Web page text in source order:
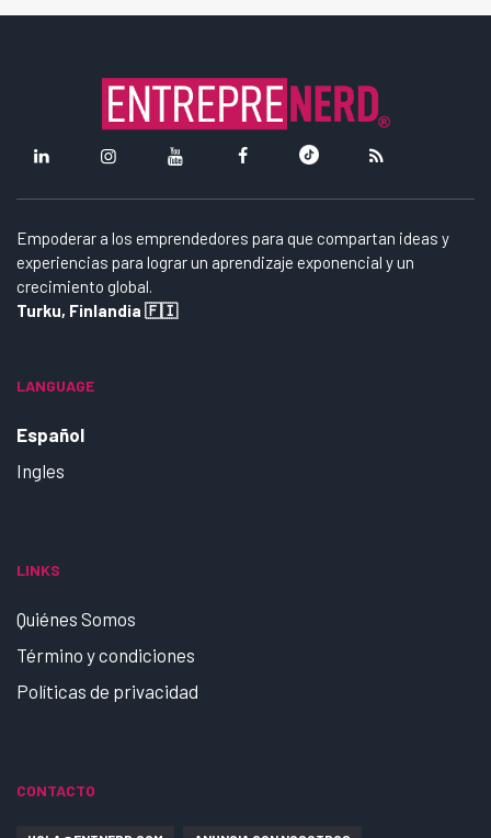
Empoderar a los emprendedores para que compartan ideas y
experiencias para lograr un aprendizaje exponencial y un
crecimiento global.
Turku, Finlandia 🇫🇮
LANGUAGE
Español
Ingles
LINKS
Quiénes Somos
Término y condiciones
Políticas de privacidad
CONTACTO